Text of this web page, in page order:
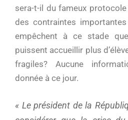
sera-t-il du fameux
des contraintes
empêchent à ce stade
puissent accueillir plus
fragiles? Aucune
donnée à ce jour.
« Le président de la